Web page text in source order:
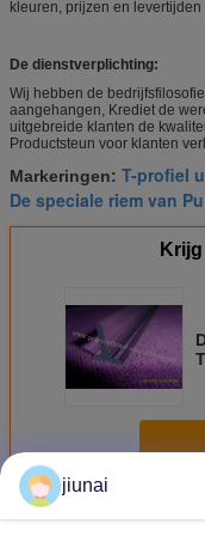
kleuren, prijzen en levertijden
De dienstverplichting:
Wij hebben de
aangehangen, Krediet de
uitgebreide klanten de
Productsteun voor klanten
Markeringen: T-profiel
De speciale riem van Pu
MeerUitgedreven
jiunai